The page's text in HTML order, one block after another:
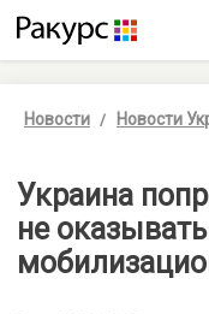
Новости Новости
Украина
не